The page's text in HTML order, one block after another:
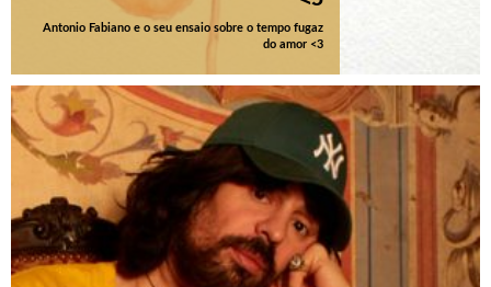
Antonio Fabiano e o seu ensaio sobre o tempo fugaz
do amor <3